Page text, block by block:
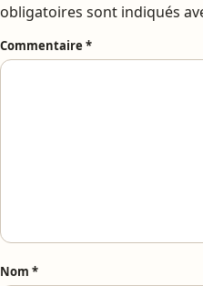
obligatoires sont indiqués
Commentaire *
Nom *